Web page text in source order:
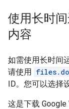
使用长时
内容
如需使用长时间
请使用
ID。您可以选择
这是下载